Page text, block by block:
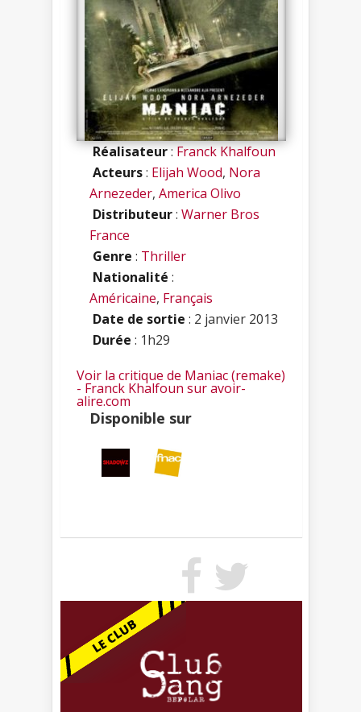
Réalisateur:Franck Khalfoun
Acteurs: Elijah Wood, Nora
Arnezeder, America Olivo
Distributeur: Warner Bros
France
Genre : Thriller
Nationalité :
Américaine, Français
Date de sortie : 2 janvier 2013
Durée : 1h29
Voir la critique de Maniac (remake)
- Franck Khalfoun sur avoir-
alire.com
Disponible sur